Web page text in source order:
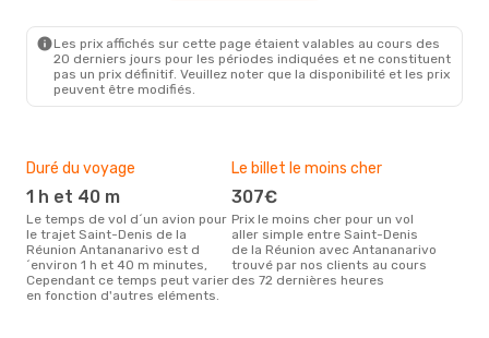
Les prix affichés sur cette page étaient valables au cours des
20 derniers jours pour les périodes indiquées et ne constituent
pas un prix définitif. Veuillez noter que la disponibilité et les prix
peuvent être modifiés.
Duré du voyage
1 h et 40 m
Le temps de vol d´un avion pour
le trajet Saint-Denis de la
Réunion Antananarivo est d
´environ 1 h et 40 m minutes,
Cependant ce temps peut varier
en fonction d'autres eléments.
Le billet le moins cher
307€
Prix le moins cher pour un vol
aller simple entre Saint-Denis
de la Réunion avec Antananarivo
trouvé par nos clients au cours
des 72 dernières heures